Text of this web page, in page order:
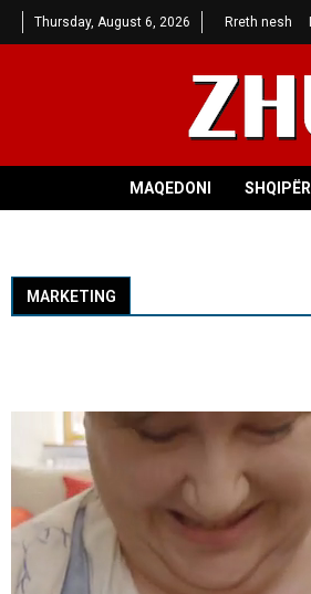
Thursday, August 6, 2026 Rreth nesh
MAQEDONI SHQIPËRI
MARKETING